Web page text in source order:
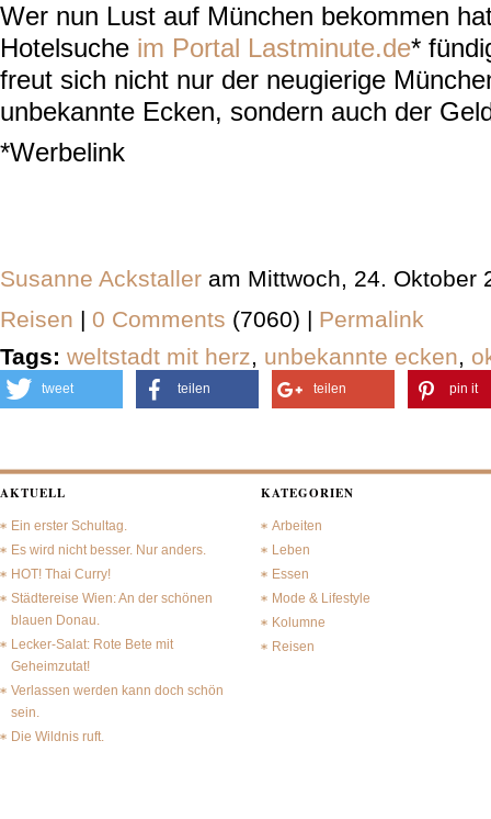
Wer nun Lust auf München bekommen
Hotelsuche im Portal Lastminute.de*
freut sich nicht nur der neugierige
unbekannte Ecken, sondern auch der
*Werbelink
Susanne Ackstaller am Mittwoch, 24. Oktober
Reisen | 0 Comments (7060) | Permalink
Tags: weltstadt mit herz, unbekannte ecken,
tweet teilen teilen pin it
AKTUELL
Ein erster Schultag.
Es wird nicht besser. Nur anders.
HOT! Thai Curry!
Städtereise Wien: An der schönen
blauen Donau.
Lecker-Salat: Rote Bete mit
Geheimzutat!
Verlassen werden kann doch schön
sein.
Die Wildnis ruft.
KATEGORIEN
Arbeiten
Leben
Essen
Mode & Lifestyle
Kolumne
Reisen